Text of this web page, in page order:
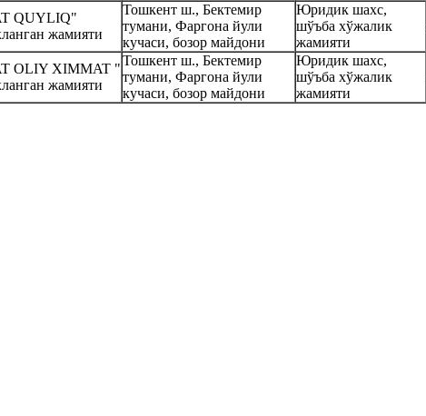
QUYLIQ"
жамияти
Тошкент ш., Бектемир
тумани, Фаргона йули
кучаси, бозор майдони
Юридик шахс,
шўъба хўжалик
жамияти
OLIY XIMMAT "
жамияти
Тошкент ш., Бектемир
тумани, Фаргона йули
кучаси, бозор майдони
Юридик шахс,
шўъба хўжалик
жамияти